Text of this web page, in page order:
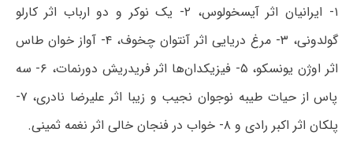
۱- ایرانیان اثر آیسخولوس، ۲- یک نوکر و دو ارباب اثر کارلو
گولدونی، ۳- مرغ دریایی اثر آنتوان چخوف، ۴- آواز خوان طاس
اثر اوژن یونسکو، ۵- فیزیکدان‌ها اثر فریدریش دورنمات، ۶- سه
پاس از حیات طیبه نوجوان نجیب و زیبا اثر علیرضا نادری، ۷-
پلکان اثر اکبر رادی و ۸- خواب در فنجان خالی اثر نغمه ثمینی.